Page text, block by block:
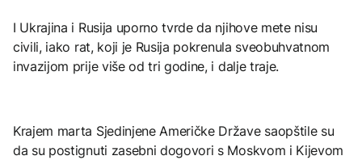
I Ukrajina i Rusija uporno tvrde da njihove mete nisu
civili, iako rat, koji je Rusija pokrenula sveobuhvatnom
invazijom prije više od tri godine, i dalje traje.
Krajem marta Sjedinjene Američke Države saopštile su
da su postignuti zasebni dogovori s Moskvom i Kijevom